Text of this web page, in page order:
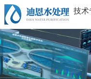
技术